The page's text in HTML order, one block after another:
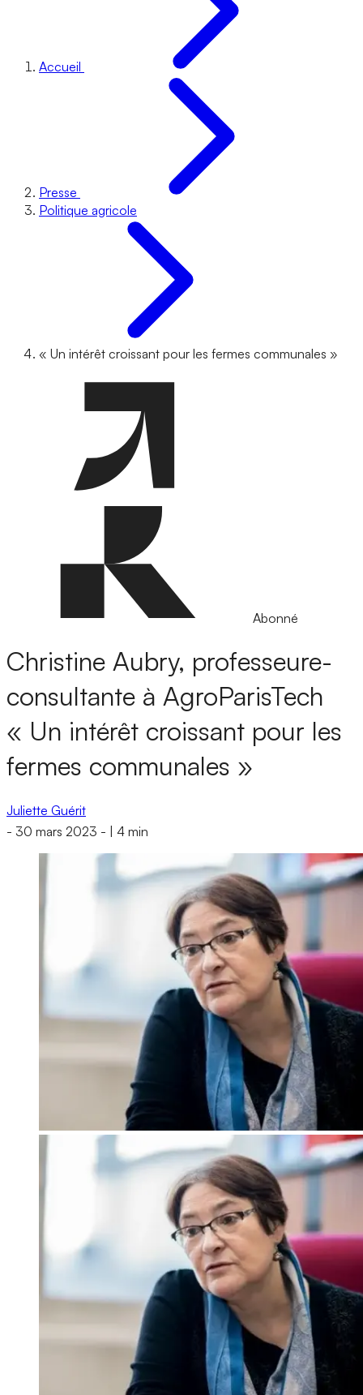
Accueil
Presse
Politique agricole
« Un intérêt croissant pour les fermes communales »
Abonné
Christine Aubry, professeure-
consultante à AgroParisTech
« Un intérêt croissant pour les
fermes communales »
Juliette Guérit
- 30 mars 2023 - 4 min